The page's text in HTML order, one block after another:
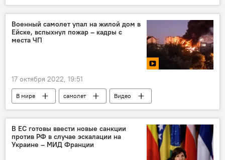
Новости Армения
Военный самолет упал на жилой дом в
Ейске, вспыхнул пожар – кадры с
места ЧП
17 октября 2022, 19:51
В мире самолет
Видео
дом
В ЕС готовы ввести новые санкции
против РФ в случае эскалации на
Украине – МИД Франции